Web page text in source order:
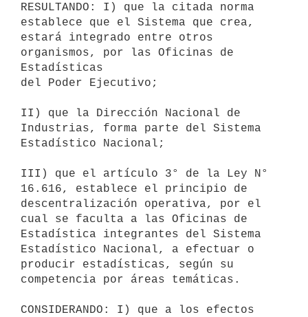
RESULTANDO: I) que la citada norma
establece que el Sistema que crea,
estará integrado entre otros
organismos, por las Oficinas de
Estadísticas
del Poder Ejecutivo;
II) que la Dirección Nacional de
Industrias, forma parte del Sistema
Estadístico Nacional;
III) que el artículo 3° de la Ley N°
16.616, establece el principio de
descentralización operativa, por el
cual se faculta a las Oficinas de
Estadística integrantes del Sistema
Estadístico Nacional, a efectuar o
producir estadísticas, según su
competencia por áreas temáticas.
CONSIDERANDO: I) que a los efectos